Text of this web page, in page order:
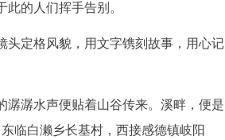
的人们挥手告别。
头定格风貌，用文字镌刻故事，用心记
潺潺水声便贴着山谷传来。溪畔，便是
临白濑乡长基村，西接感德镇岐阳